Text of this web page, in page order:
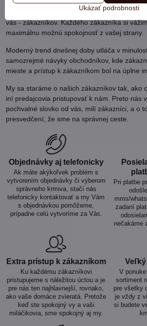
Ako každý dobrý E-Shop, aj my ponúkame
vás - zákazníkov. Každého zákazníka si
maximálnu možnú spokojnosť z vašej strany.
Moderný trend dnešnej doby utláča v
samozrejmé návyky obchodníkov, kde
mieste a prístup k zákazníkom bol na úplne
My sa staráme o našich zákazníkov tak, ako
iní predajcovia pristupovať k nám. Preto nás
pochvalné slovko od vás, milí zákazníci, a o
presvedčení, že sme na správnej ceste.
Objednávky aj telefonicky
Ak máte akýkoľvek problém s
vytvorením objednávky či výberom
správneho krmiva, stačí nás
telefonicky kontaktovať a my Vám
s objednávkou pomôžeme,
prípadne celú vytvoríme za Vás.
Pri platbe
mms/
zadaní
nečakáme
Extra prístup k zákazníkom
Ku každému zákazníkovi
pristupujeme s náležitou úctou a je
pre nás ten najhlavnejší, rovnako,
ako vaše domáce zvieratá. Pretože
keď ste spokojný vy a vaši
miláčikovia, sme spokojný aj my.
V
sortiment
pre všetky
je vždy z
si budete
Ukázať podrobnosti